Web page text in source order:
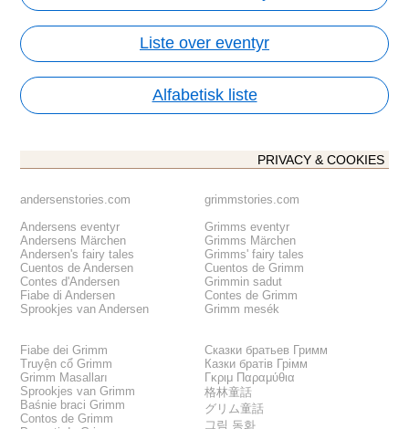
Liste over eventyr
Alfabetisk liste
PRIVACY & COOKIES
andersenstories.com
Andersens eventyr
Andersens Märchen
Andersen's fairy tales
Cuentos de Andersen
Contes d'Andersen
Fiabe di Andersen
Sprookjes van Andersen
grimmstories.com
Grimms eventyr
Grimms Märchen
Grimms' fairy tales
Cuentos de Grimm
Grimmin sadut
Contes de Grimm
Grimm mesék
Fiabe dei Grimm
Truyện cổ Grimm
Grimm Masalları
Sprookjes van Grimm
Baśnie braci Grimm
Contos de Grimm
Сказки братьев Гримм
Казки братів Грімм
Γκριμ Παραμύθια
格林童話
グリム童話
그림 동화